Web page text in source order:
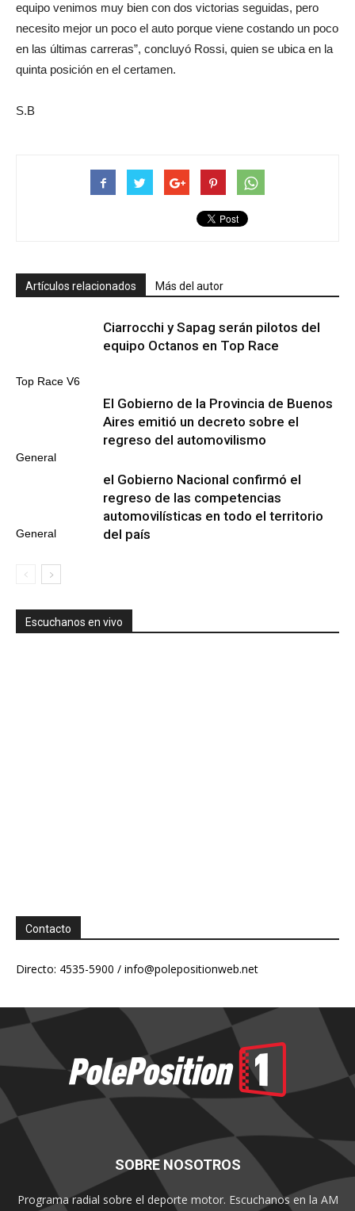
equipo venimos muy bien con dos victorias seguidas, pero
necesito mejor un poco el auto porque viene costando un poco
en las últimas carreras”, concluyó Rossi, quien se ubica en la
quinta posición en el certamen.
S.B
Artículos relacionados Más del autor
Top Race V6
Ciarrocchi y Sapag serán pilotos del
equipo Octanos en Top Race
General
El Gobierno de la Provincia de Buenos
Aires emitió un decreto sobre el
regreso del automovilismo
General
el Gobierno Nacional confirmó el
regreso de las competencias
automovilísticas en todo el territorio
del país
Escuchanos en vivo
Contacto
Directo: 4535-5900 / info@polepositionweb.net
SOBRE NOSOTROS
Programa radial sobre el deporte motor. Escuchanos en la AM